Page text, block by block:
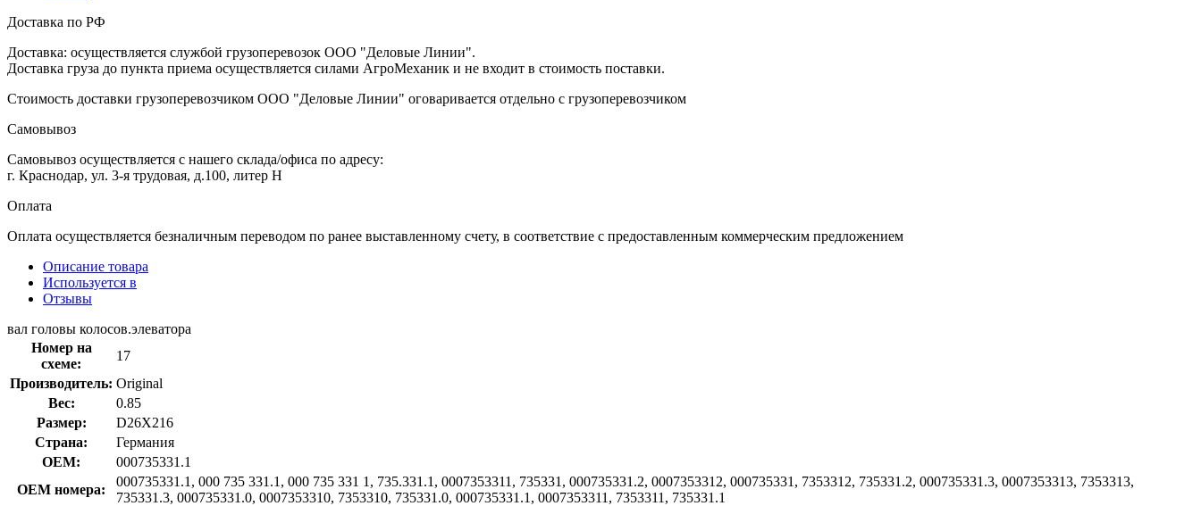
Доставка по РФ
Доставка: осуществляется службой грузоперевозок ООО "Деловые Линии".
Доставка груза до пункта приема осуществляется силами АгроМеханик и не входит в стоимость поставки.
Стоимость доставки грузоперевозчиком ООО "Деловые Линии" оговаривается отдельно с грузоперевозчиком
Самовывоз
Самовывоз осуществляется с нашего склада/офиса по адресу:
г. Краснодар, ул. 3-я трудовая, д.100, литер Н
Оплата
Оплата осуществляется безналичным переводом по ранее выставленному счету, в соответствие с предоставленным коммерческим предложением
Описание товара
Используется в
Отзывы
вал головы колосов.элеватора
Номер на
схеме:
17
Производитель: Original
Вес:
0.85
Размер:
D26X216
Страна:
Германия
OEM:
000735331.1
OEM номера:
000735331.1, 000 735 331.1, 000 735 331 1, 735.331.1, 0007353311, 735331, 000735331.2, 0007353312, 000735331, 7353312, 735331.2, 000735331.3, 0007353313, 7353313,
735331.3, 000735331.0, 0007353310, 7353310, 735331.0, 000735331.1, 0007353311, 7353311, 735331.1